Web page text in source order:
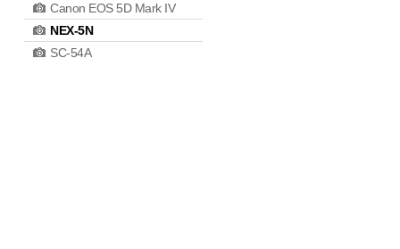
Canon EOS 5D Mark IV
NEX-5N
SC-54A